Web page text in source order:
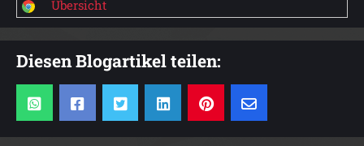
Übersicht
Diesen Blogartikel teilen: